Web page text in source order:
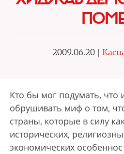
2009.06.20 |
Кто бы мог подумать, что
обрушивать миф о том,
страны, которые в силу
исторических,
экономических